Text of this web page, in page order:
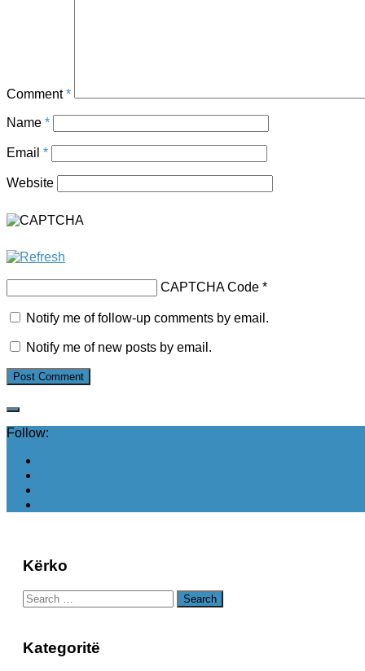
Comment*
Name *
Email *
Website
CAPTCHA Code *
Notify me of follow-up comments by email.
Notify me of new posts by email.
Follow:
Kërko
Search
for:
Kategoritë